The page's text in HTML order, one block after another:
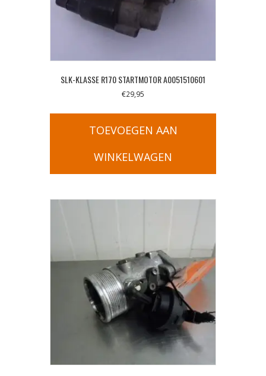
SLK-KLASSE R170 STARTMOTOR A0051510601
€29,95
TOEVOEGEN AAN
WINKELWAGEN